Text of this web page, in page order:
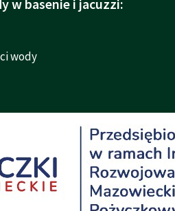
w basenie i jacuzzi:
wody